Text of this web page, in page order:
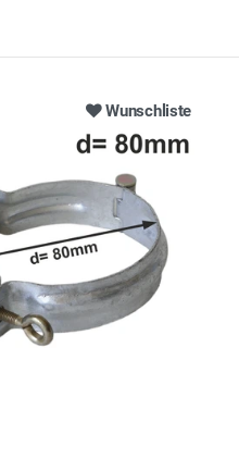
Wunschliste